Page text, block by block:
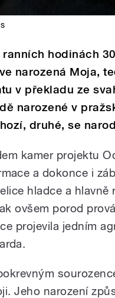
hodinách
narozená Moja,
v překladu ze
narozené v
druhé, se
kamer projektu
a dokonce i
hladce a hlavně
ovšem porod
projevila jedním
Jeho narození